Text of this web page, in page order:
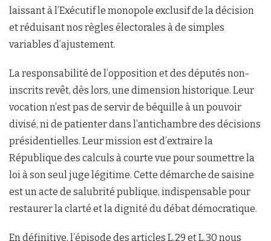
laissant à l’Exécutif le monopole exclusif de la décision
et réduisant nos règles électorales à de simples
variables d’ajustement.
La responsabilité de l’opposition et des députés non-
inscrits revêt, dès lors, une dimension historique. Leur
vocation n’est pas de servir de béquille à un pouvoir
divisé, ni de patienter dans l’antichambre des décisions
présidentielles. Leur mission est d’extraire la
République des calculs à courte vue pour soumettre la
loi à son seul juge légitime. Cette démarche de saisine
est un acte de salubrité publique, indispensable pour
restaurer la clarté et la dignité du débat démocratique.
En définitive, l’épisode des articles L.29 et L.30 nous